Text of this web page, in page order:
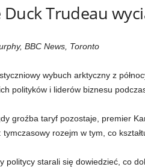
Duck Trudeau
BBC News, Toronto
wybuch arktyczny z
polityków i liderów biznesu
groźba taryf pozostaje, premier
tymczasowy rozejm w tym, co
politycy starali się dowiedzieć, co